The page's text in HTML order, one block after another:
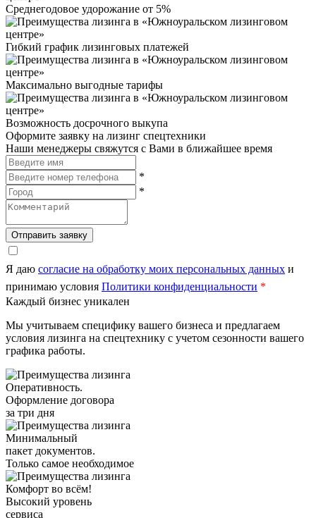
Среднегодовое удорожание от 5%
Гибкий график лизинговых платежей
Максимально выгодные тарифы
Возможность досрочного выкупа
Оформите заявку на лизинг спецтехники
Наши менеджеры свяжутся с Вами в ближайшее время
*
*
Отправить заявку
Я даю согласие на обработку моих персональных данных и
принимаю условия Политики конфиденциальности *
Каждый бизнес уникален
Мы учитываем специфику вашего бизнеса и предлагаем
условия лизинга на спецтехнику с учетом сезонности вашего
графика работы.
Оперативность.
Оформление договора
за три дня
Минимальный
пакет документов.
Только самое необходимое
Комфорт во всём!
Высокий уровень
сервиса